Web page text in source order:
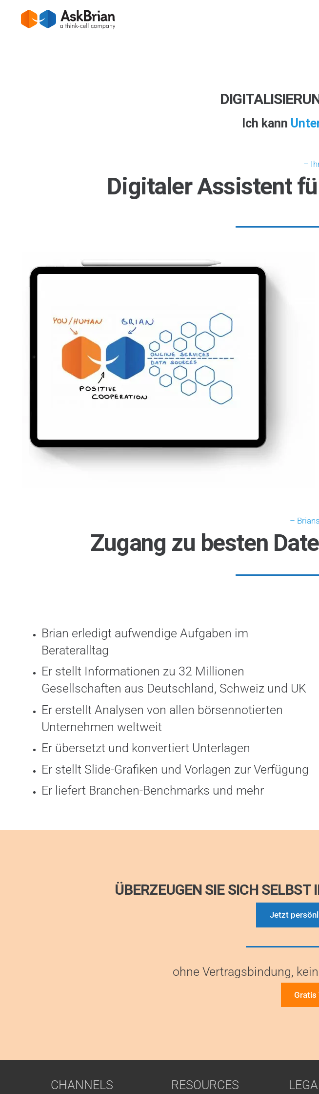
Ich
–
Digitaler Assistent
–
Zugang zu besten
Brian erledigt aufwendige Aufgaben im
Berateralltag
Er stellt Informationen zu 32 Millionen
Gesellschaften aus Deutschland, Schweiz und UK
Er erstellt Analysen von allen börsennotierten
Unternehmen weltweit
Er übersetzt und konvertiert Unterlagen
Er stellt Slide-Grafiken und Vorlagen zur Verfügung
Er liefert Branchen-Benchmarks und mehr
ÜBERZEUGEN SIE SICH
Jetzt
ohne Vertragsbindung,
Gratis
CHANNELS RESOURCES